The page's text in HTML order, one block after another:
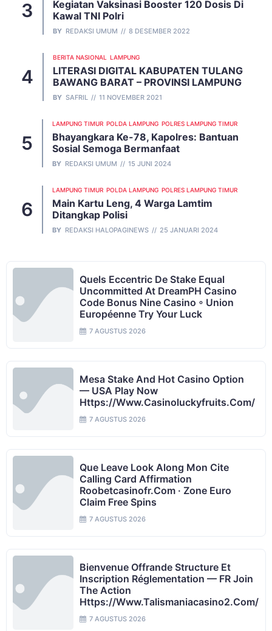
Kegiatan Vaksinasi Booster 120 Dosis Di
Kawal TNI Polri
BY REDAKSI UMUM 8 DESEMBER 2022
BERITA NASIONAL LAMPUNG
LITERASI DIGITAL KABUPATEN TULANG
BAWANG BARAT – PROVINSI LAMPUNG
BY SAFRIL 11 NOVEMBER 2021
LAMPUNG TIMUR POLDA LAMPUNG POLRES LAMPUNG TIMUR
Bhayangkara Ke-78, Kapolres: Bantuan
Sosial Semoga Bermanfaat
BY REDAKSI UMUM 15 JUNI 2024
LAMPUNG TIMUR POLDA LAMPUNG POLRES LAMPUNG TIMUR
Main Kartu Leng, 4 Warga Lamtim
Ditangkap Polisi
BY REDAKSI HALOPAGINEWS 25 JANUARI 2024
Quels Eccentric De Stake Equal
Uncommitted At DreamPH Casino
Code Bonus Nine Casino ◦ Union
Européenne Try Your Luck
7 AGUSTUS 2026
Mesa Stake And Hot Casino Option
— USA Play Now
Https://www.casinoluckyfruits.com/
7 AGUSTUS 2026
Que Leave Look Along Mon Cite
Calling Card Affirmation
Roobetcasinofr.com · Zone Euro
Claim Free Spins
7 AGUSTUS 2026
Bienvenue Offrande Structure Et
Inscription Réglementation — FR Join
The Action
Https://www.talismaniacasino2.com/
7 AGUSTUS 2026